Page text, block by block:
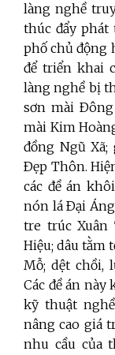
làng nghề
thúc đẩy phát
phố chủ động
để triển khai
làng nghề bị
sơn mài
mài Kim
đồng Ngũ
Ðẹp Thôn.
các đề án
nón lá Ðại
tre trúc Xuân
Hiệu; dâu tằm
Mỗ; dệt chồi,
Các đề án
kỹ thuật
nâng cao giá
nhu cầu của